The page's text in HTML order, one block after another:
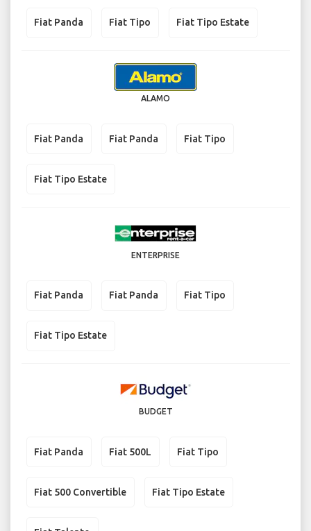
Fiat Panda Fiat Tipo Fiat Tipo Estate
ALAMO
Fiat Panda Fiat Panda Fiat Tipo
Fiat Tipo Estate
ENTERPRISE
Fiat Panda Fiat Panda Fiat Tipo
Fiat Tipo Estate
BUDGET
Fiat Panda Fiat 500L Fiat Tipo
Fiat 500 Convertible Fiat Tipo Estate